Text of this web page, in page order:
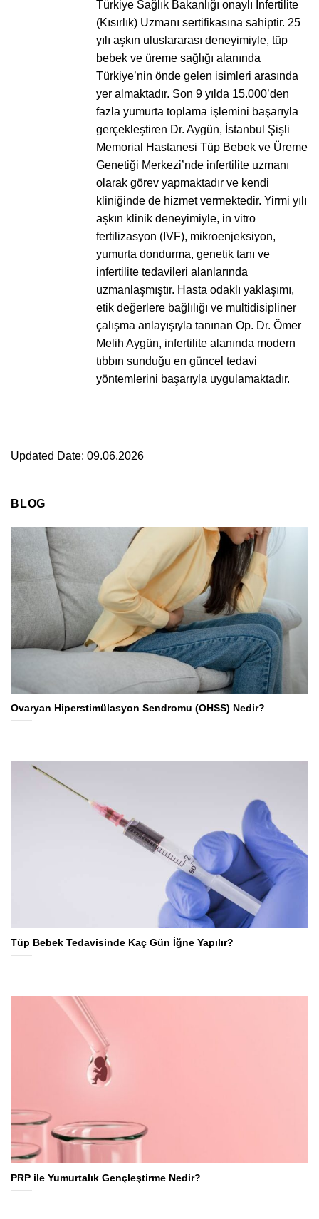
Türkiye Sağlık Bakanlığı onaylı İnfertilite
(Kısırlık) Uzmanı sertifikasına sahiptir. 25
yılı aşkın uluslararası deneyimiyle, tüp
bebek ve üreme sağlığı alanında
Türkiye’nin önde gelen isimleri arasında
yer almaktadır. Son 9 yılda 15.000’den
fazla yumurta toplama işlemini başarıyla
gerçekleştiren Dr. Aygün, İstanbul Şişli
Memorial Hastanesi Tüp Bebek ve Üreme
Genetiği Merkezi’nde infertilite uzmanı
olarak görev yapmaktadır ve kendi
kliniğinde de hizmet vermektedir. Yirmi yılı
aşkın klinik deneyimiyle, in vitro
fertilizasyon (IVF), mikroenjeksiyon,
yumurta dondurma, genetik tanı ve
infertilite tedavileri alanlarında
uzmanlaşmıştır. Hasta odaklı yaklaşımı,
etik değerlere bağlılığı ve multidisipliner
çalışma anlayışıyla tanınan Op. Dr. Ömer
Melih Aygün, infertilite alanında modern
tıbbın sunduğu en güncel tedavi
yöntemlerini başarıyla uygulamaktadır.
Updated Date: 09.06.2026
BLOG
Ovaryan Hiperstimülasyon Sendromu (OHSS) Nedir?
Tüp Bebek Tedavisinde Kaç Gün İğne Yapılır?
PRP ile Yumurtalık Gençleştirme Nedir?